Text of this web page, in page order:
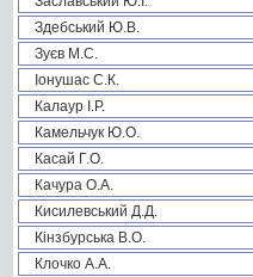
Здебський Ю.В.
Зуєв М.С.
Іонушас С.К.
Калаур І.Р.
Камельчук Ю.О.
Касай Г.О.
Качура О.А.
Кисилевський Д.Д.
Кінзбурська В.О.
Клочко А.А.